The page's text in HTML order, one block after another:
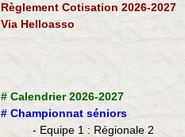
Règlement Cotisation 2026-2027
Via Helloasso
# Calendrier 2026-2027
# Championnat séniors
- Equipe 1 : Régionale 2